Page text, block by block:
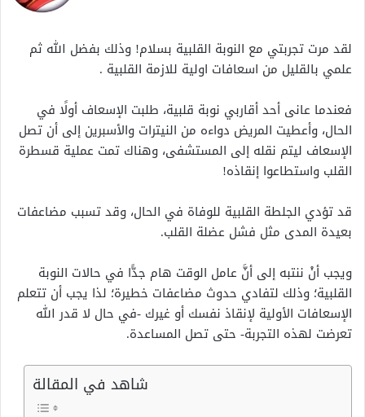
لقد مرت تجربتي مع النوبة القلبية بسلام! وذلك بفضل الله ثم
علمي بالقليل من اسعافات اولية للازمة القلبية .
فعندما عانى أحد أقاربي نوبة قلبية، طلبت الإسعاف أولًا في
الحال، وأعطيت المريض دواءه من النيترات والأسبرين إلى أن تصل
الإسعاف ليتم نقله إلى المستشفى، وهناك تمت عملية قسطرة
القلب واستطاعوا إنقاذه!
قد تؤدي الجلطة القلبية للوفاة في الحال، وقد تسبب مضاعفات
بعيدة المدى مثل فشل عضلة القلب.
ويجب أنْ ننتبه إلى أنَّ عامل الوقت هام جدًّا في حالات النوبة
القلبية؛ وذلك لتفادي حدوث مضاعفات خطيرة؛ لذا يجب أن تتعلم
الإسعافات الأولية لإنقاذ نفسك أو غيرك -في حال لا قدر الله
تعرضت لهذه التجربة- حتى تصل المساعدة.
شاهد في المقالة